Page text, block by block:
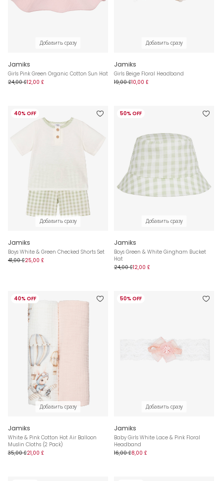
Добавить сразу
Jamiks
Girls Pink Green Organic Cotton Sun Hat
24,00 £12,00 £
Добавить сразу
Jamiks
Girls Beige Floral Headband
19,00 £10,00 £
40% OFF
Добавить сразу
Jamiks
Boys White & Green Checked Shorts Set
41,00 £25,00 £
50% OFF
Добавить сразу
Jamiks
Boys Green & White Gingham Bucket
Hat
24,00 £12,00 £
40% OFF
Добавить сразу
Jamiks
White & Pink Cotton Hot Air Balloon
Muslin Cloths (2 Pack)
35,00 £21,00 £
50% OFF
Добавить сразу
Jamiks
Baby Girls White Lace & Pink Floral
Headband
16,00 £8,00 £